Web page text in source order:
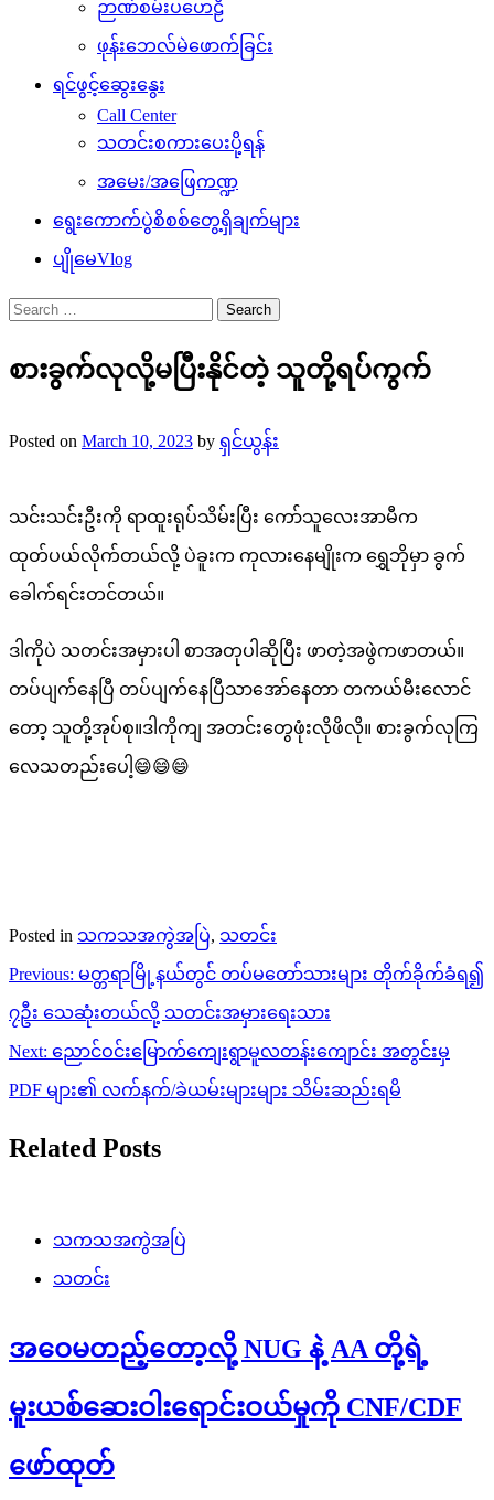
ဉာဏ်စမ်းပဟေဠိ
ဖုန်းဘေလ်မဲဖောက်ခြင်း
ရင်ဖွင့်ဆွေးနွေး
Call Center
သတင်းစကားပေးပို့ရန်
အမေး/အဖြေကဏ္ဍ
ရွေးကောက်ပွဲစိစစ်တွေ့ရှိချက်များ
ပျိုမေVlog
Search
for:
စားခွက်လုလို့မပြီးနိုင်တဲ့ သူတို့ရပ်ကွက်
Posted on March 10, 2023 by ရှင်ယွန်း
သင်းသင်းဦးကို ရာထူးရုပ်သိမ်းပြီး ကော်သူလေးအာမီက
ထုတ်ပယ်လိုက်တယ်လို့ ပဲခူးက ကုလားနေမျိုးက ရွှေဘိုမှာ ခွက်
ခေါက်ရင်းတင်တယ်။
ဒါကိုပဲ သတင်းအမှားပါ စာအတုပါဆိုပြီး ဖာတဲ့အဖွဲကဖာတယ်။
တပ်ပျက်နေပြီ တပ်ပျက်နေပြီသာအော်နေတာ တကယ်မီးလောင်
တော့ သူတို့အုပ်စု။ဒါကိုကျ အတင်းတွေဖုံးလိုဖိလို။ စားခွက်လုကြ
လေသတည်းပေါ့😄😄😄
Posted in သကသအကွဲအပြဲ, သတင်း
Post
navigation
Previous: မတ္တရာမြို့နယ်တွင် တပ်မတော်သားများ တိုက်ခိုက်ခံရ၍
၇ဦး သေဆုံးတယ်လို့ သတင်းအမှားရေးသား
Next: ညောင်ဝင်းမြောက်ကျေးရွာမူလတန်းကျောင်း အတွင်းမှ
PDF များ၏ လက်နက်/ခဲယမ်းများများ သိမ်းဆည်းရမိ
Related Posts
သကသအကွဲအပြဲ
သတင်း
အဝေမတည့်တော့လို့ NUG နဲ့ AA တို့ရဲ့
မူးယစ်ဆေးဝါးရောင်းဝယ်မှုကို CNF/CDF
ဖော်ထုတ်